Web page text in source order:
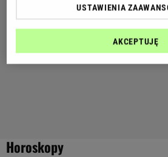
Horoskopy
USTAWIENIA
AKCEPTUJĘ